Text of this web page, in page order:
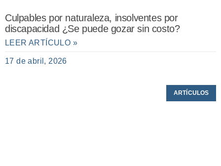
Culpables por naturaleza, insolventes por
discapacidad ¿Se puede gozar sin costo?
LEER ARTÍCULO »
17 de abril, 2026
ARTÍCULOS